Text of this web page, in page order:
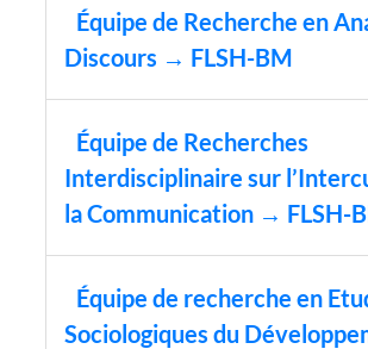
Équipe de Recherche en
Discours → FLSH-BM
Équipe de Recherches
Interdisciplinaire sur
la Communication → FLSH-
Équipe de recherche en
Sociologiques du